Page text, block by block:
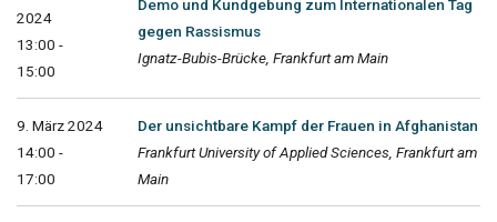
2024
13:00 -
15:00
Demo und Kundgebung zum Internationalen Tag
gegen Rassismus
Ignatz-Bubis-Brücke, Frankfurt am Main
9. März 2024
14:00 -
17:00
Der unsichtbare Kampf der Frauen in Afghanistan
Frankfurt University of Applied Sciences, Frankfurt am
Main